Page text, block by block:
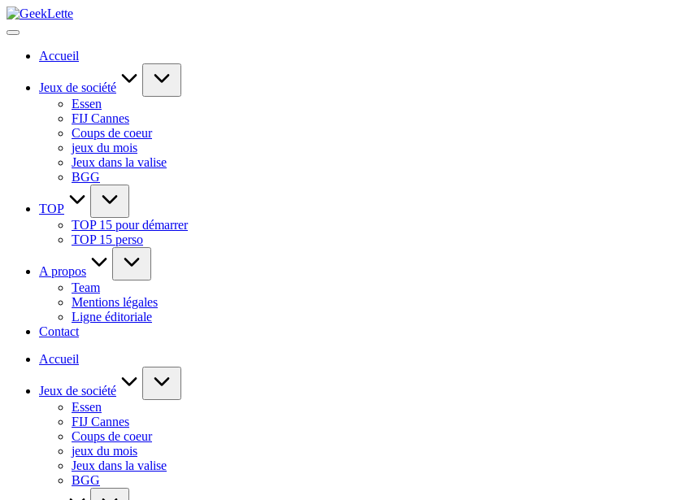
Skip
to
GeekLette
blog
Accueil
Jeux de société
Essen
FIJ Cannes
Coups de coeur
jeux du mois
Jeux dans la valise
BGG
TOP
TOP 15 pour démarrer
TOP 15 perso
A propos
Team
Mentions légales
Ligne éditoriale
Contact
Accueil
Jeux de société
Essen
FIJ Cannes
Coups de coeur
jeux du mois
Jeux dans la valise
BGG